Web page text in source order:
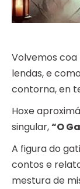
Volvemos coa
lendas, e
contorna, en
Hoxe
singular,“O
A figura do
contos e
mestura de